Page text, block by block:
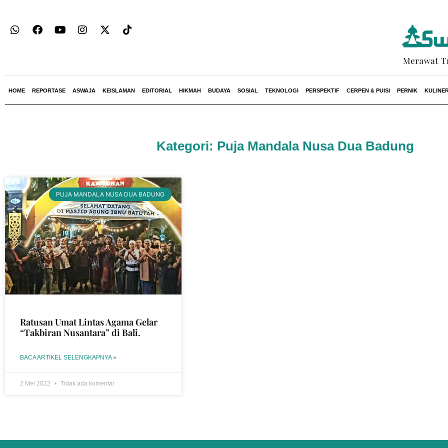
HOME REPORTASE ASWAJA KEISLAMAN EDITORIAL HIKMAH BUDAYA SOSIAL TEKNOLOGI PERSPEKTIF CERPEN & PUISI PERNIK
Kategori: Puja Mandala Nusa Dua Badung
PUJA MANDALA NUSA DUA BADUNG
Ratusan Umat Lintas Agama Gelar
“Takbiran Nusantara” di Bali.
BACA ARTIKEL SELENGKAPNYA »
2 Mei 2022 Tidak ada komentar